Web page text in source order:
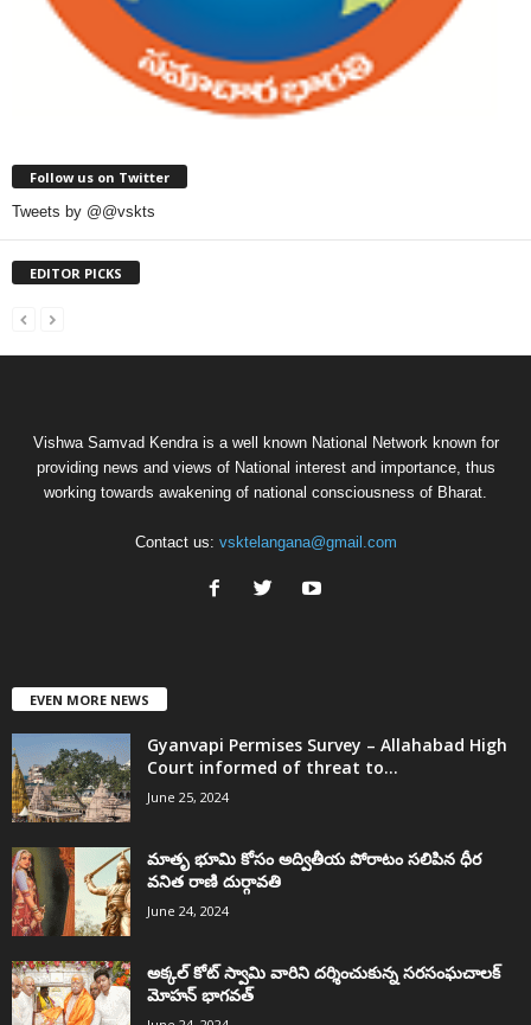
Follow us on Twitter
Tweets by @@vskts
EDITOR PICKS
Vishwa Samvad Kendra is a well known National Network known for
providing news and views of National interest and importance, thus
working towards awakening of national consciousness of Bharat.
Contact us: vsktelangana@gmail.com
EVEN MORE NEWS
Gyanvapi Permises Survey – Allahabad High
Court informed of threat to...
June 25, 2024
మాతృ భూమి కోసం అద్వితీయ పోరాటం సలిపిన ధీర
వనిత రాణి దుర్గావతి
June 24, 2024
అక్కల్‌ కోట్‌ స్వామి వారిని దర్శించుకున్న సరసంఘచాలక్
మోహన్ భాగవత్